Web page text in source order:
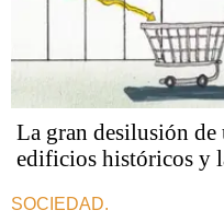
La gran desilusión de
edificios históricos y
SOCIEDAD.